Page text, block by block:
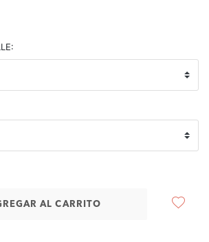
AL CARRITO